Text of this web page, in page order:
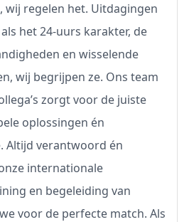
wij regelen het. Uitdagingen
het 24-uurs karakter, de
en wisselende
wij begrijpen ze. Ons team
zorgt voor de juiste
oplossingen én
Altijd verantwoord én
internationale
en begeleiding van
voor de perfecte match. Als